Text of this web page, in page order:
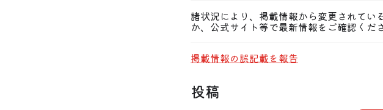
諸状況により、掲載情報から変更されてい
か、公式サイト等で最新情報をご確認くださ
掲載情報の誤記載を報告
投稿